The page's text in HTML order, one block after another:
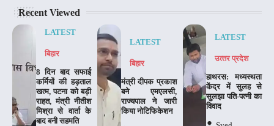
Recent Viewed
LATEST
बिहार
8 दिन बाद सफाई
कर्मियों की हड़ताल
खत्म, पटना को बड़ी
राहत, मंत्री नीतीश
मिश्रा से वार्ता के
बाद बनी सहमति
LATEST
बिहार
मंत्री दीपक प्रकाश
बने एमएलसी,
राज्यपाल ने जारी
किया नोटिफिकेशन
LATEST
उत्‍तर प्रदेश
हाथरस: मध्यस्थता
केंद्र में सुलह से
सुलझा पति-पत्नी का
विवाद